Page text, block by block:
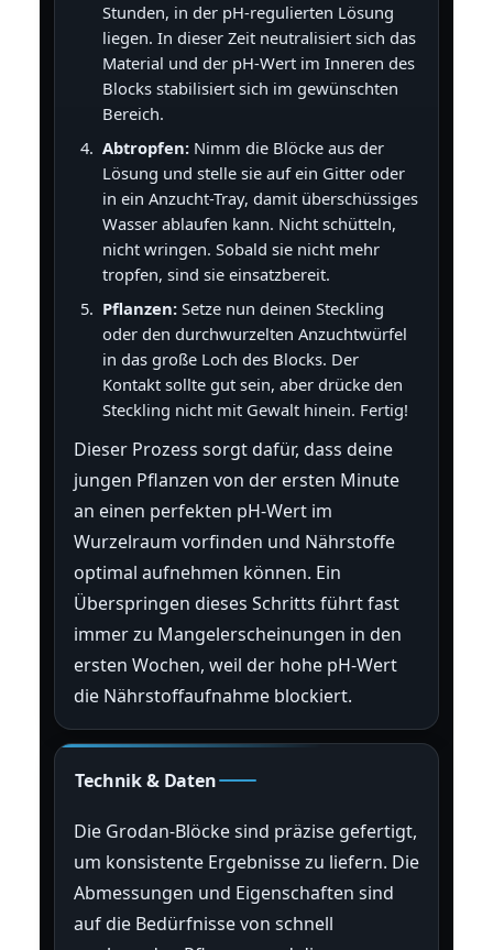
Stunden, in der pH-regulierten Lösung
liegen. In dieser Zeit neutralisiert sich das
Material und der pH-Wert im Inneren des
Blocks stabilisiert sich im gewünschten
Bereich.
Abtropfen:Nimm die Blöcke aus der
Lösung und stelle sie auf ein Gitter oder
in ein Anzucht-Tray, damit überschüssiges
Wasser ablaufen kann. Nicht schütteln,
nicht wringen. Sobald sie nicht mehr
tropfen, sind sie einsatzbereit.
Pflanzen:Setze nun deinen Steckling
oder den durchwurzelten Anzuchtwürfel
in das große Loch des Blocks. Der
Kontakt sollte gut sein, aber drücke den
Steckling nicht mit Gewalt hinein. Fertig!
Dieser Prozess sorgt dafür, dass deine
jungen Pflanzen von der ersten Minute
an einen perfekten pH-Wert im
Wurzelraum vorfinden und Nährstoffe
optimal aufnehmen können. Ein
Überspringen dieses Schritts führt fast
immer zu Mangelerscheinungen in den
ersten Wochen, weil der hohe pH-Wert
die Nährstoffaufnahme blockiert.
Technik & Daten
Die Grodan-Blöcke sind präzise gefertigt,
um konsistente Ergebnisse zu liefern. Die
Abmessungen und Eigenschaften sind
auf die Bedürfnisse von schnell